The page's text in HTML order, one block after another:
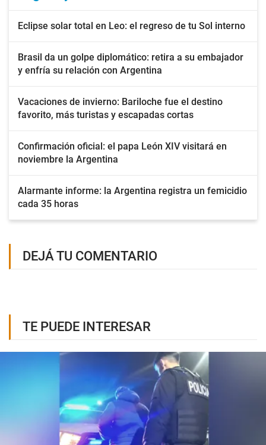
Eclipse solar total en Leo: el regreso de tu Sol interno
Brasil da un golpe diplomático: retira a su embajador
y enfría su relación con Argentina
Vacaciones de invierno: Bariloche fue el destino
favorito, más turistas y escapadas cortas
Confirmación oficial: el papa León XIV visitará en
noviembre la Argentina
Alarmante informe: la Argentina registra un femicidio
cada 35 horas
DEJÁ TU COMENTARIO
TE PUEDE INTERESAR